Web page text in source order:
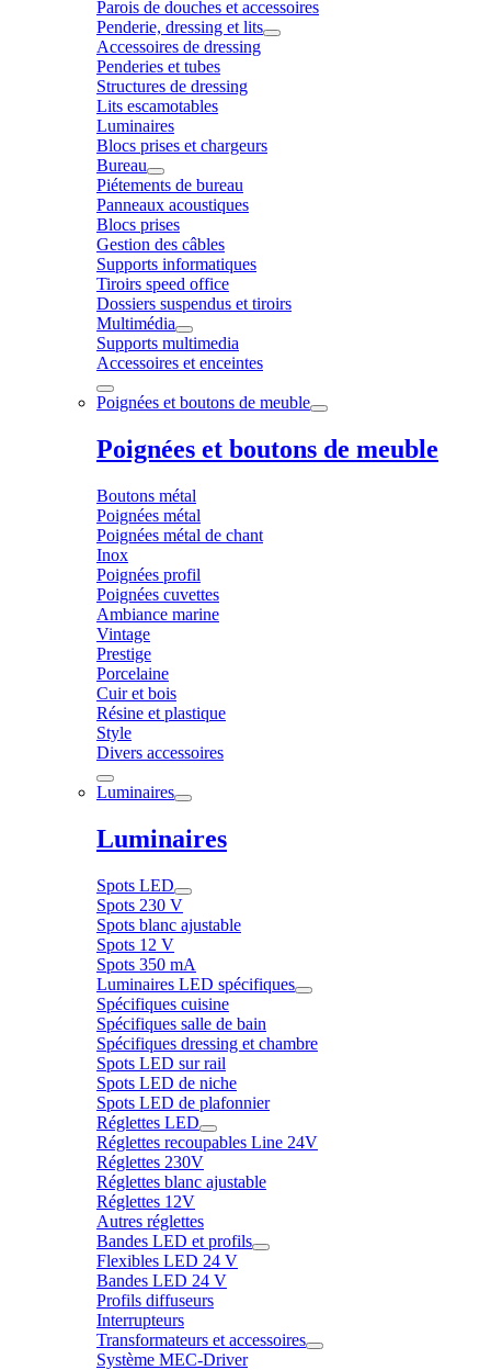
Parois de douches et accessoires
Penderie, dressing et lits
Accessoires de dressing
Penderies et tubes
Structures de dressing
Lits escamotables
Luminaires
Blocs prises et chargeurs
Bureau
Piétements de bureau
Panneaux acoustiques
Blocs prises
Gestion des câbles
Supports informatiques
Tiroirs speed office
Dossiers suspendus et tiroirs
Multimédia
Supports multimedia
Accessoires et enceintes
Poignées et boutons de meuble
Poignées et boutons de meuble
Boutons métal
Poignées métal
Poignées métal de chant
Inox
Poignées profil
Poignées cuvettes
Ambiance marine
Vintage
Prestige
Porcelaine
Cuir et bois
Résine et plastique
Style
Divers accessoires
Luminaires
Luminaires
Spots LED
Spots 230 V
Spots blanc ajustable
Spots 12 V
Spots 350 mA
Luminaires LED spécifiques
Spécifiques cuisine
Spécifiques salle de bain
Spécifiques dressing et chambre
Spots LED sur rail
Spots LED de niche
Spots LED de plafonnier
Réglettes LED
Réglettes recoupables Line 24V
Réglettes 230V
Réglettes blanc ajustable
Réglettes 12V
Autres réglettes
Bandes LED et profils
Flexibles LED 24 V
Bandes LED 24 V
Profils diffuseurs
Interrupteurs
Transformateurs et accessoires
Système MEC-Driver